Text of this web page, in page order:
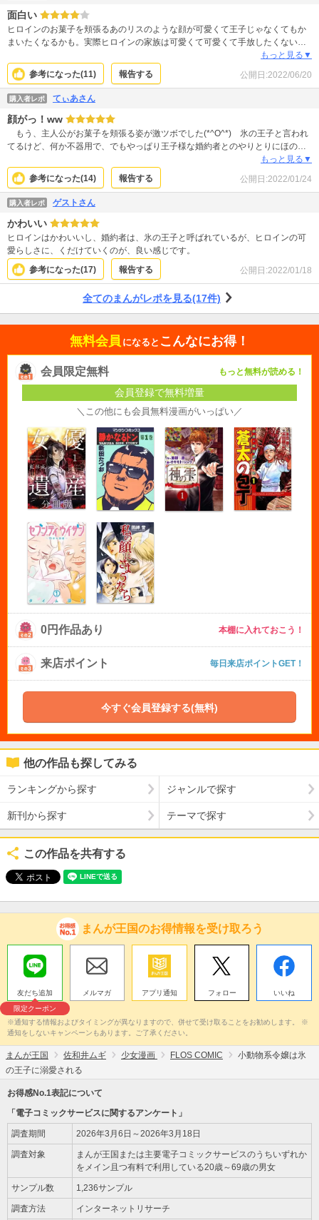
面白い
ヒロインのお菓子を頬張るあのリスのような顔が可愛くて王子じゃなくてもか
まいたくなるかも。実際ヒロインの家族は可愛くて可愛くて手放したくないよ
うだし。二人のやり取りはまだお友達のようだけどうまくいってくれるといい
なと思います。続きが待ち遠しいです。
もっと見る▼
参考になった(11) 報告する 公開日:2022/06/20
購入者レポ てぃあさん
顔がっ！ww
もう、主人公がお菓子を頬張る姿が激ツボでした(*^O^*) 氷の王子と言われ
てるけど、何か不器用で、でもやっぱり王子様な婚約者とのやりとりにほのぼ
もっと見る▼
参考になった(14) 報告する 公開日:2022/01/24
購入者レポ ゲストさん
かわいい
ヒロインはかわいいし、婚約者は、氷の王子と呼ばれているが、ヒロインの可
愛らしさに、くだけていくのが、良い感じです。
参考になった(17) 報告する 公開日:2022/01/18
全てのまんがレポを見る(17件)
無料会員 になると こんなにお得！
会員限定無料 もっと無料が読める！
会員登録で無料増量
＼この他にも会員無料漫画がいっぱい／
0円作品あり 本棚に入れておこう！
来店ポイント 毎日来店ポイントGET！
今すぐ会員登録する(無料)
他の作品も探してみる
ランキングから探す ジャンルで探す
新刊から探す テーマで探す
この作品を共有する
まんが王国のお得情報を受け取ろう
友だち追加
限定クーポン
メルマガ アプリ通知 フォロー いいね
※通知する情報およびタイミングが異なりますので、併せて受け取ることをお勧めします。 ※
通知をしないキャンペーンもあります。ご了承ください。
まんが王国 佐和井ムギ 少女漫画 FLOS COMIC
小動物系令嬢は氷
の王子に溺愛される
お得感No.1表記について
「電子コミックサービスに関するアンケート」
調査期間 2026年3月6日～2026年3月18日
調査対象
まんが王国または主要電子コミックサービスのうちいずれか
をメイン且つ有料で利用している20歳～69歳の男女
サンプル数 1,236サンプル
調査方法 インターネットリサーチ